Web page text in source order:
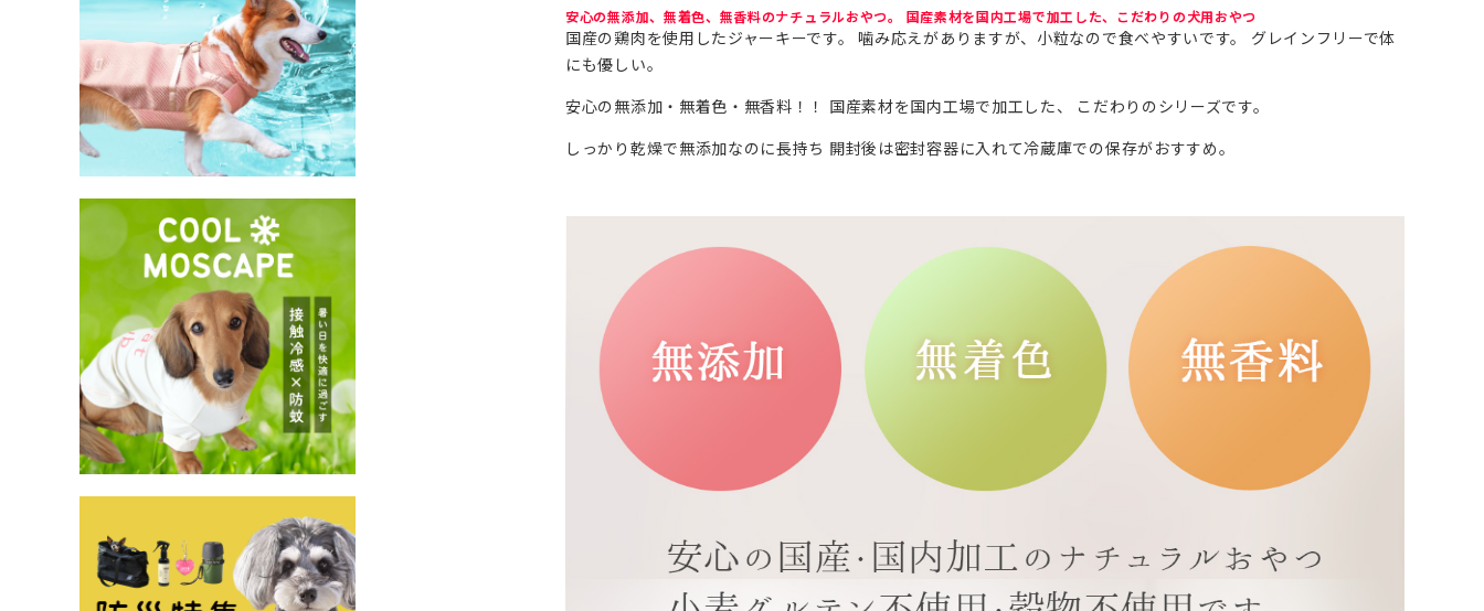
安心の無添加、無着色、無香料のナチュラルおやつ。 国産素材を国内工場で加工した、こだわりの犬用おやつ
国産の鶏肉を使用したジャーキーです。 噛み応えがありますが、小粒なので食べやすいです。 グレインフリーで体
にも優しい。
安心の無添加・無着色・無香料！！ 国産素材を国内工場で加工した、 こだわりのシリーズです。
しっかり乾燥で無添加なのに長持ち 開封後は密封容器に入れて冷蔵庫での保存がおすすめ。